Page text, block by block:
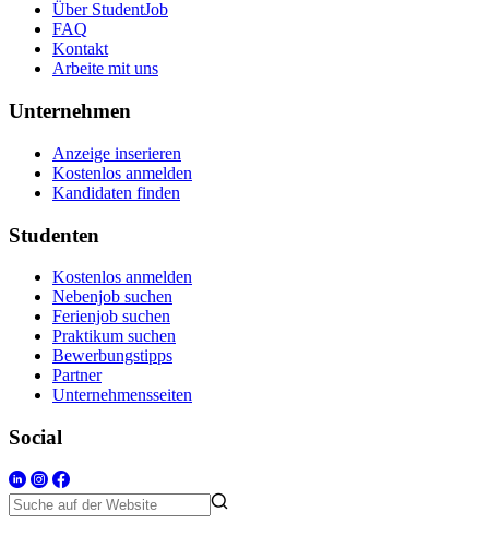
Über StudentJob
FAQ
Kontakt
Arbeite mit uns
Unternehmen
Anzeige inserieren
Kostenlos anmelden
Kandidaten finden
Studenten
Kostenlos anmelden
Nebenjob suchen
Ferienjob suchen
Praktikum suchen
Bewerbungstipps
Partner
Unternehmensseiten
Social